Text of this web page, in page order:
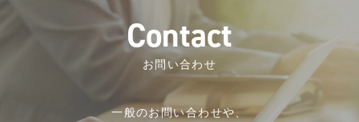
Contact
お問い合わせ
一般のお問い合わせや、